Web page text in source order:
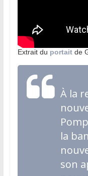
Extrait du portaitde
À la
la
son